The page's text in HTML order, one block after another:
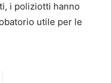
i poliziotti hanno
utile per le